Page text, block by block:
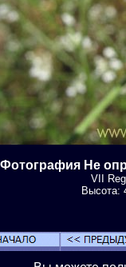
Фотография Не
VII
Высота: